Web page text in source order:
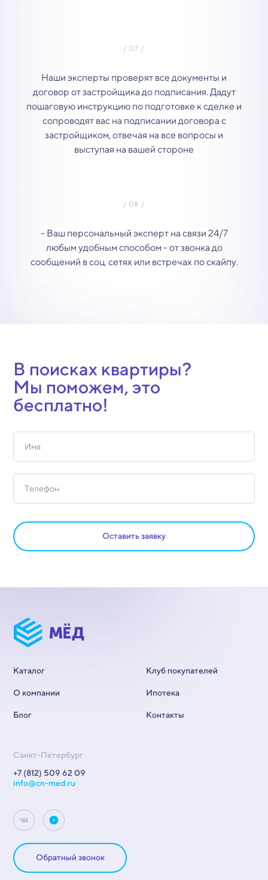
Наши эксперты проверят все документы и
договор от застройщика до подписания. Дадут
пошаговую инструкцию по подготовке к сделке и
сопроводят вас на подписании договора с
застройщиком, отвечая на все вопросы и
выступая на вашей стороне
- Ваш персональный эксперт на связи 24/7
любым удобным способом - от звонка до
сообщений в соц. сетях или встречах по скайпу.
В поисках квартиры?
Мы поможем, это
бесплатно!
Оставить заявку
Каталог
О компании
Блог
Клуб покупателей
Ипотека
Контакты
Санкт-Петербург
+7 (812) 509 62 09
info@cn-med.ru
Обратный звонок